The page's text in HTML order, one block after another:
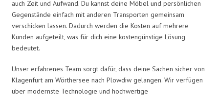
auch Zeit und Aufwand. Du kannst deine Möbel und persönlichen
Gegenstände einfach mit anderen Transporten gemeinsam
verschicken lassen. Dadurch werden die Kosten auf mehrere
Kunden aufgeteilt, was für dich eine kostengünstige Lösung
bedeutet.
Unser erfahrenes Team sorgt dafür, dass deine Sachen sicher von
Klagenfurt am Wörthersee nach Plowdiw gelangen. Wir verfügen
über modernste Technologie und hochwertige